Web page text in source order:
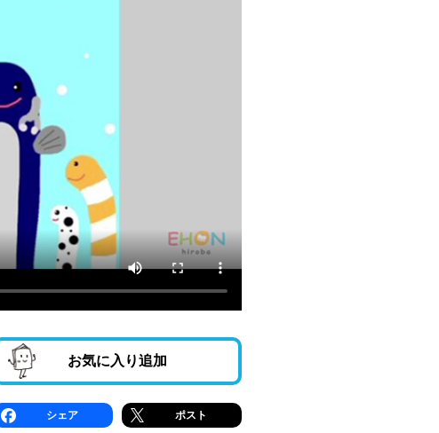
お気に入り追加
シェア ポスト